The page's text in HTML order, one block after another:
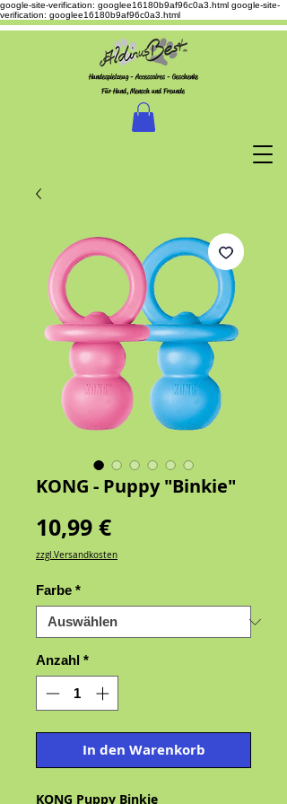
google-site-verification: googlee16180b9af96c0a3.html google-site-
verification: googlee16180b9af96c0a3.html
Hundespielzeug - Accessoires - Geschenke
Für Hund, Mensch und Freunde
KONG - Puppy "Binkie"
10,99 €Preis
zzgl.Versandkosten
Farbe *
Anzahl *
In den Warenkorb
KONG Puppy Binkie